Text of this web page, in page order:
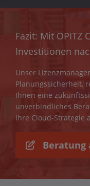
Fazit: Mit OPITZ
Investitionen
Unser
Planungssicherheit,
Ihnen eine
unverbindliches
Ihre Cloud-Strategie
Beratung